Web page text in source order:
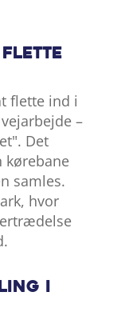
flette
flette ind i
–
Det
kørebane
samles.
hvor
i